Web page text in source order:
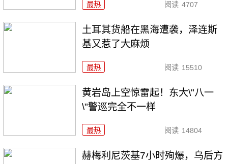
最热 阅读 4707
土耳其货船在黑海遭袭，泽连斯
基又惹了大麻烦
最热 阅读 15510
黄岩岛上空惊雷起！东大\"八一
\"警巡完全不一样
最热 阅读 14804
赫梅利尼茨基7小时殉爆，乌后方